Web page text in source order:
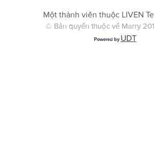
Một thành viên thuộc LIVEN
© Bản quyền thuộc về Marry
Powered by UDT